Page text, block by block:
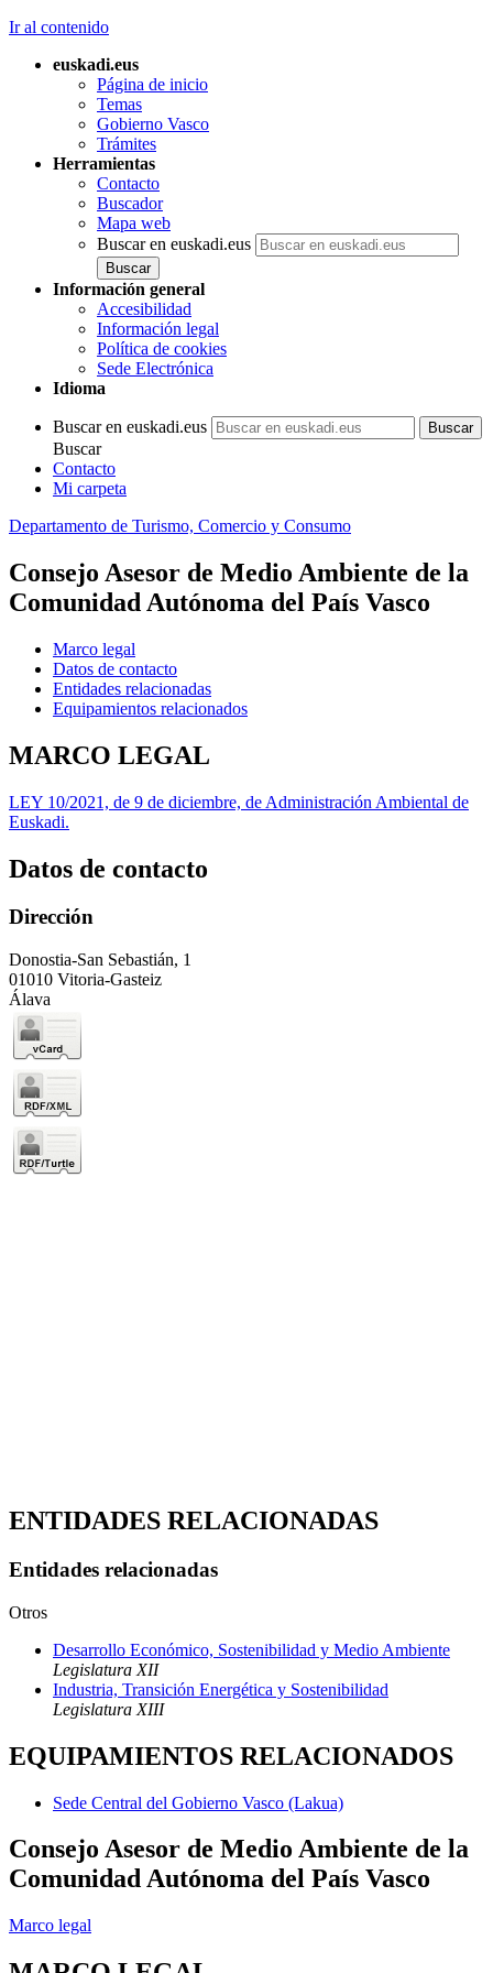
Ir al contenido
euskadi.eus
Página de inicio
Temas
Gobierno Vasco
Trámites
Herramientas
Contacto
Buscador
Mapa web
Buscar en euskadi.eus
Información general
Accesibilidad
Información legal
Política de cookies
Sede Electrónica
Idioma
Buscar en euskadi.eus
Buscar
Contacto
Mi carpeta
Departamento de Turismo, Comercio y Consumo
Consejo Asesor de Medio Ambiente de la
Comunidad Autónoma del País Vasco
Marco legal
Datos de contacto
Entidades relacionadas
Equipamientos relacionados
MARCO LEGAL
LEY 10/2021, de 9 de diciembre, de Administración Ambiental de
Euskadi.
Datos de contacto
Dirección
Donostia-San Sebastián, 1
01010 Vitoria-Gasteiz
Álava
ENTIDADES RELACIONADAS
Entidades relacionadas
Otros
Desarrollo Económico, Sostenibilidad y Medio Ambiente
Legislatura XII
Industria, Transición Energética y Sostenibilidad
Legislatura XIII
EQUIPAMIENTOS RELACIONADOS
Sede Central del Gobierno Vasco (Lakua)
Consejo Asesor de Medio Ambiente de la
Comunidad Autónoma del País Vasco
Marco legal